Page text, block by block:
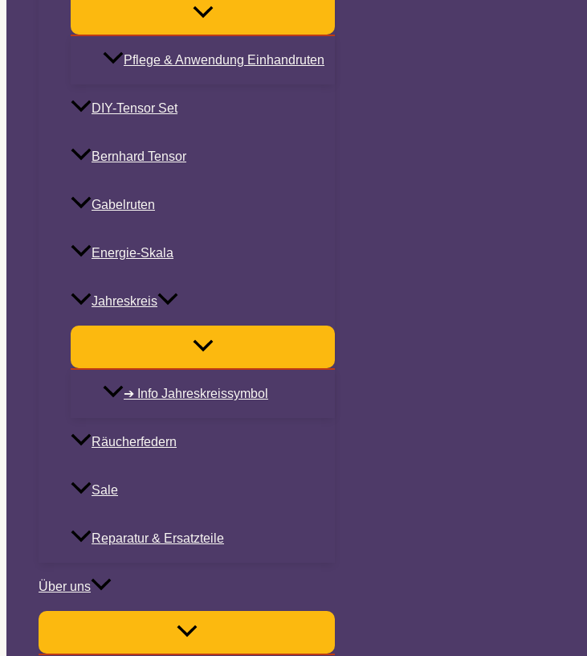
Pflege & Anwendung Einhandruten
DIY-Tensor Set
Bernhard Tensor
Gabelruten
Energie-Skala
Jahreskreis
➔ Info Jahreskreissymbol
Räucherfedern
Sale
Reparatur & Ersatzteile
Über uns